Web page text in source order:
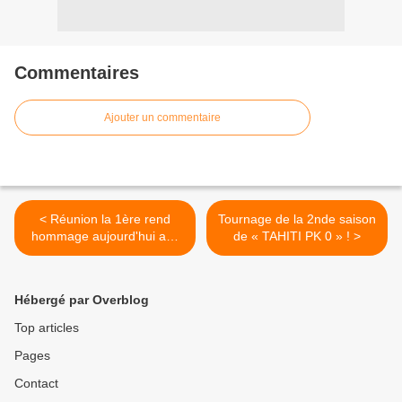
Commentaires
Ajouter un commentaire
< Réunion la 1ère rend
hommage aujourd'hui aux
esclaves et aux engagés !
Tournage de la 2nde saison
de « TAHITI PK 0 » ! >
Hébergé par Overblog
Top articles
Pages
Contact